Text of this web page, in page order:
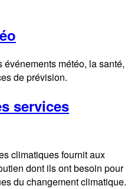
météo, la santé,
de prévision.
services
climatiques fournit aux
dont ils ont besoin pour
du changement climatique.